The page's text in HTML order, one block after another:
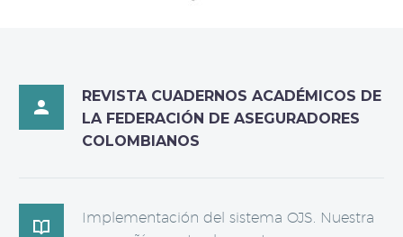

REVISTA CUADERNOS ACADÉMICOS DE
LA FEDERACIÓN DE ASEGURADORES
COLOMBIANOS

Implementación del sistema OJS. Nuestra